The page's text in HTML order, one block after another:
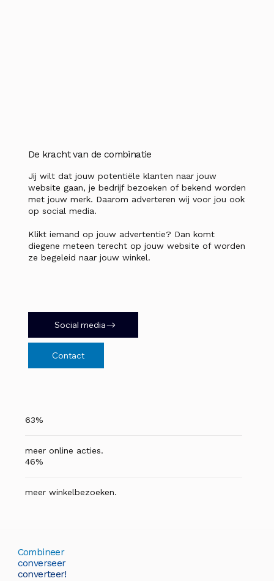
De kracht van de combinatie
Jij wilt dat jouw potentiële klanten naar jouw
website gaan, je bedrijf bezoeken of bekend worden
met jouw merk. Daarom adverteren wij voor jou ook
op social media.
Klikt iemand op jouw advertentie? Dan komt
diegene meteen terecht op jouw website of worden
ze begeleid naar jouw winkel.
Social media
Contact
63%
meer online acties.
46%
meer winkelbezoeken.
Combineer
converseer
converteer!